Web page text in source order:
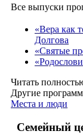
Все выпуски
«Вера как
Долгова
«Святые
Читать
Другие
Места и люди
Семейный